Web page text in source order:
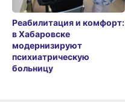
Реабилитация и комфорт:
в Хабаровске
модернизируют
психиатрическую
больницу